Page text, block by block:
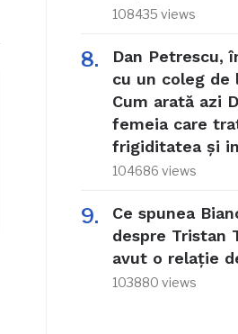
108435 views
Dan Petrescu,
cu un coleg de
Cum arată azi
femeia care
frigiditatea și
104686 views
Ce spunea
despre Tristan
avut o relație
103880 views